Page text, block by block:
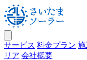
サービス 料金プラン 施
リア 会社概要